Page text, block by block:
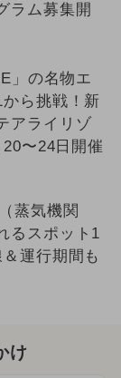
ラム募集開
」の名物エ
から挑戦！新
アライリゾ
〜24日開催
蒸気機関
るスポット1
運行期間も
け